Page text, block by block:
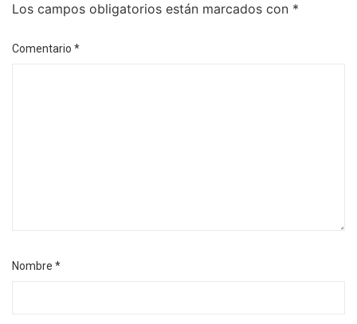
Los campos obligatorios están marcados con *
Comentario *
Nombre *